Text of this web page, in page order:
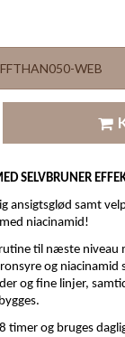
WEB
SELVBRUNER
ansigtsglød samt
niacinamid!
til næste niveau
og niacinamid
og fine linjer,
timer og bruges